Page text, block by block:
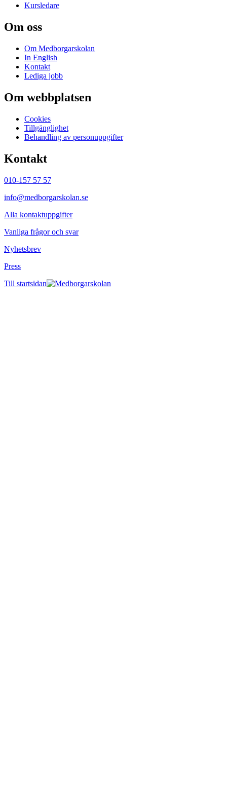
Kursledare
Om oss
Om Medborgarskolan
In English
Kontakt
Lediga jobb
Om webbplatsen
Cookies
Tillgänglighet
Behandling av personuppgifter
Kontakt
010-157 57 57
info@medborgarskolan.se
Alla kontaktuppgifter
Vanliga frågor och svar
Nyhetsbrev
Press
Till startsidan